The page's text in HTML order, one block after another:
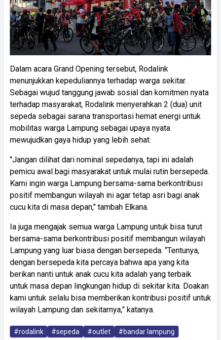
Dalam acara Grand Opening tersebut, Rodalink
menunjukkan kepeduliannya terhadap warga sekitar.
Sebagai wujud tanggung jawab sosial dan komitmen nyata
terhadap masyarakat, Rodalink menyerahkan 2 (dua) unit
sepeda sebagai sarana transportasi hemat energi untuk
mobilitas warga Lampung sebagai upaya nyata
mewujudkan gaya hidup yang lebih sehat.
"Jangan dilihat dari nominal sepedanya, tapi ini adalah
pemicu awal bagi masyarakat untuk mulai rutin bersepeda.
Kami ingin warga Lampung bersama-sama berkontribusi
positif membangun wilayah ini agar tetap asri bagi anak
cucu kita di masa depan," tambah Elkana.
Ia juga mengajak semua warga Lampung untuk bisa turut
bersama-sama berkontribusi positif membangun wilayah
Lampung yang luar biasa dengan bersepeda. “Tentunya,
dengan bersepeda kita percaya bahwa apa yang kita
berikan nanti untuk anak cucu kita adalah yang terbaik
untuk masa depan lingkungan hidup di sekitar kita. Doakan
kami untuk selalu bisa memberikan kontribusi positif untuk
wilayah Lampung dan sekitarnya,” katanya.
#rodalink #sepeda #outlet #bandar lampung